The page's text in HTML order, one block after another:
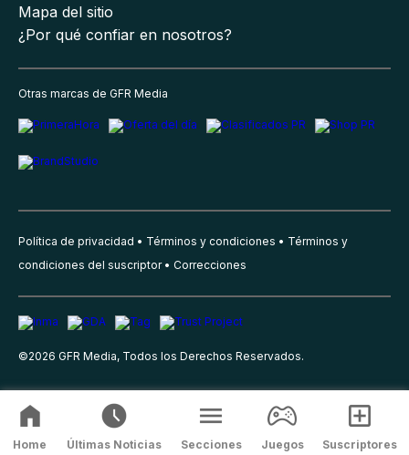
Mapa del sitio
¿Por qué confiar en nosotros?
Otras marcas de GFR Media
Política de privacidad Términos y condiciones
Términos y
condiciones del suscriptor
Correcciones
©2026 GFR Media, Todos los Derechos Reservados.
Home Últimas Noticias Secciones Juegos Suscriptores